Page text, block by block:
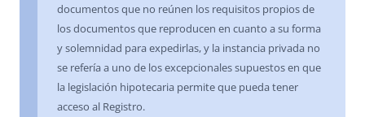
documentos que no reúnen los requisitos propios de
los documentos que reproducen en cuanto a su forma
y solemnidad para expedirlas, y la instancia privada no
se refería a uno de los excepcionales supuestos en que
la legislación hipotecaria permite que pueda tener
acceso al Registro.